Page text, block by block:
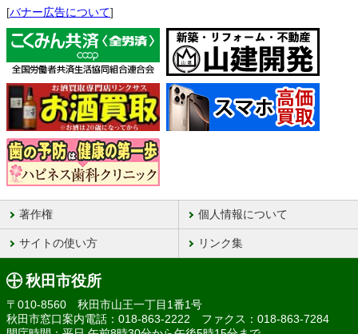
[バナー広告について]
著作権 個人情報について
サイトの使い方 リンク集
秋田市役所
〒010-8560 秋田市山王一丁目1番1号
秋田市窓口案内電話：018-863-2222 ファクス：018-863-7284